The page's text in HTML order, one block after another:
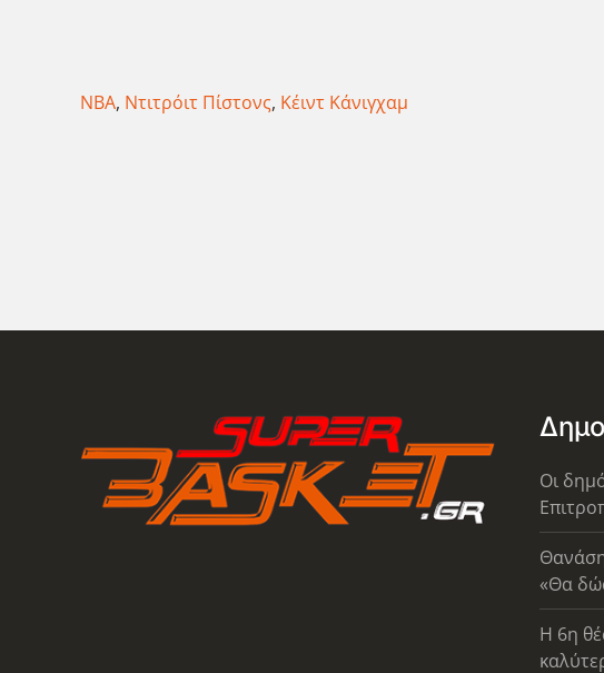
NBA, Ντιτρόιτ Πίστονς, Κέιντ Κάνιγχαμ
Οι
«Θα
Η 6η